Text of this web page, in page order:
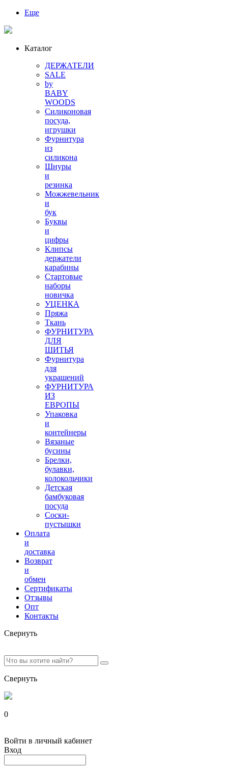
Еще
Каталог
ДЕРЖАТЕЛИ
SALE
by
BABY
WOODS
Силиконовая
посуда,
игрушки
Фурнитура
из
силикона
Шнуры
и
резинка
Можжевельник
и
бук
Буквы
и
цифры
Клипсы
держатели
карабины
Стартовые
наборы
новичка
УЦЕНКА
Пряжа
Ткань
ФУРНИТУРА
ДЛЯ
ШИТЬЯ
Фурнитура
для
украшений
ФУРНИТУРА
ИЗ
ЕВРОПЫ
Упаковка
и
контейнеры
Вязаные
бусины
Брелки,
булавки,
колокольчики
Детская
бамбуковая
посуда
Соски-
пустышки
Оплата
и
доставка
Возврат
и
обмен
Сертификаты
Отзывы
Опт
Контакты
Свернуть
Свернуть
0
Войти в личный кабинет
Вход